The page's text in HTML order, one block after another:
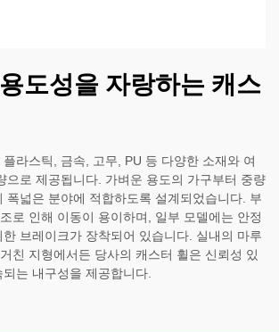
도성을 자랑하는 캐스
라스틱, 금속, 고무, PU 등 다양한 소재와 여
으로 제공됩니다. 가벼운 용도의 가구부터 중량
폭넓은 분야에 적합하도록 설계되었습니다. 부
로 인해 이동이 용이하며, 일부 모델에는 안정
브레이크가 장착되어 있습니다. 실내의 마루
친 지형에서든 당사의 캐스터 휠은 신뢰성 있
는 내구성을 제공합니다.